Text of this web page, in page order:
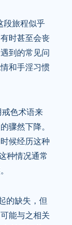
段旅程似乎
时甚至会丧
到的常见问
和手淫习惯
戒色术语来
骤然下降。
候经历这种
种情况通常
的缺失，但
能与之相关